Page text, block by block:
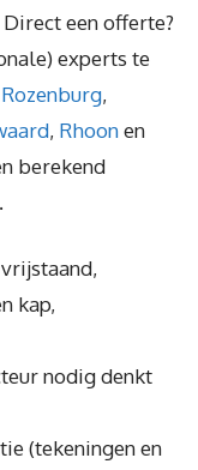
een offerte?
experts te
Rozenburg,
, Rhoonen
berekend
kap,
nodig denkt
(tekeningen en